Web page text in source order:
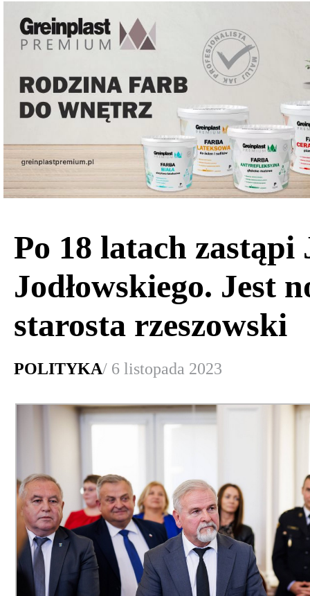
Po 18 latach zastąpi
Jodłowskiego. Jest
starosta rzeszowski
POLITYKA/ 6 listopada 2023